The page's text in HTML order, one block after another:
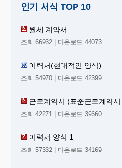
인기 서식 TOP 10
월세 계약서
조회 66932 | 다운로드 44073
이력서(현대적인 양식)
조회 54970 | 다운로드 42399
근로계약서 (표준근로계약서
조회 42271 | 다운로드 39660
이력서 양식 1
조회 57332 | 다운로드 34169